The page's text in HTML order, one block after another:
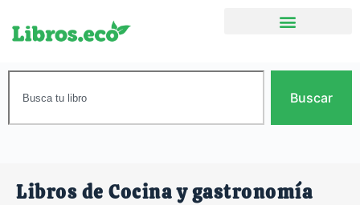
Buscar
Libros de Cocina y gastronomía